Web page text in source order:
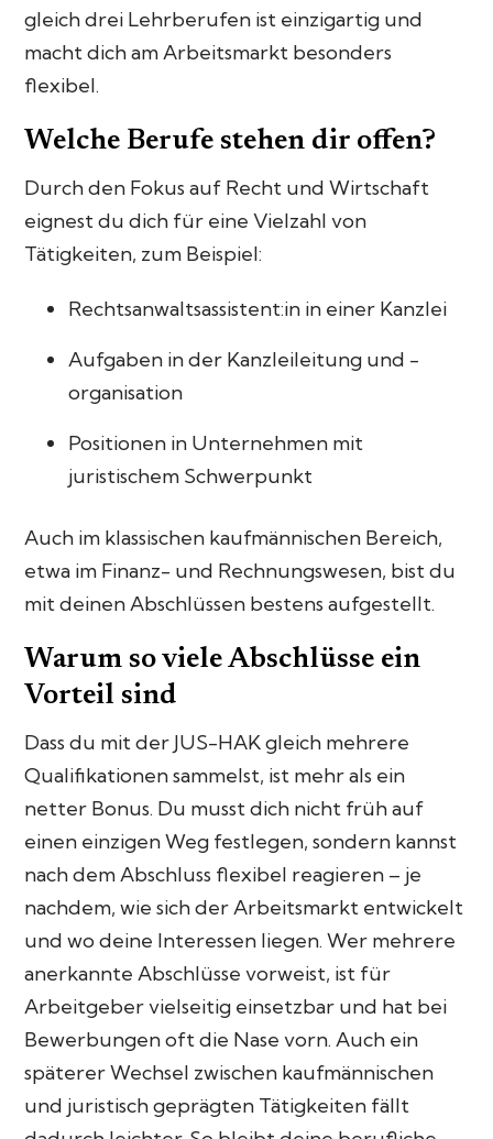
gleich drei Lehrberufen ist einzigartig und
macht dich am Arbeitsmarkt besonders
flexibel.
Welche Berufe stehen dir offen?
Durch den Fokus auf Recht und Wirtschaft
eignest du dich für eine Vielzahl von
Tätigkeiten, zum Beispiel:
Rechtsanwaltsassistent:in in einer Kanzlei
Aufgaben in der Kanzleileitung und -
organisation
Positionen in Unternehmen mit
juristischem Schwerpunkt
Auch im klassischen kaufmännischen Bereich,
etwa im Finanz- und Rechnungswesen, bist du
mit deinen Abschlüssen bestens aufgestellt.
Warum so viele Abschlüsse ein
Vorteil sind
Dass du mit der JUS-HAK gleich mehrere
Qualifikationen sammelst, ist mehr als ein
netter Bonus. Du musst dich nicht früh auf
einen einzigen Weg festlegen, sondern kannst
nach dem Abschluss flexibel reagieren – je
nachdem, wie sich der Arbeitsmarkt entwickelt
und wo deine Interessen liegen. Wer mehrere
anerkannte Abschlüsse vorweist, ist für
Arbeitgeber vielseitig einsetzbar und hat bei
Bewerbungen oft die Nase vorn. Auch ein
späterer Wechsel zwischen kaufmännischen
und juristisch geprägten Tätigkeiten fällt